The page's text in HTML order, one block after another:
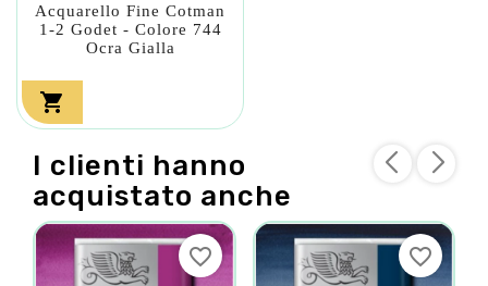
Acquarello Fine Cotman
1-2 Godet - Colore 744
Ocra Gialla

I clienti hanno
acquistato anche
favorite_border favorite_border